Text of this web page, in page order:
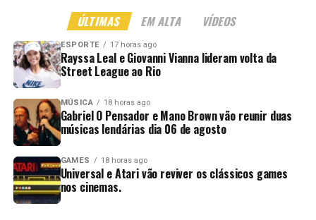
ÚLTIMAS EM ALTA VÍDEOS
ESPORTE 17 horas ago
Rayssa Leal e Giovanni Vianna lideram volta da
Street League ao Rio
MÚSICA 18 horas ago
Gabriel O Pensador e Mano Brown vão reunir duas
músicas lendárias dia 06 de agosto
GAMES 18 horas ago
Universal e Atari vão reviver os clássicos games
nos cinemas.